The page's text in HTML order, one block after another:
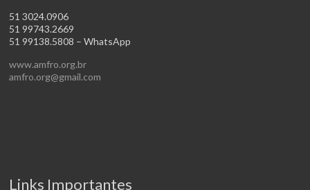
51 3024.0906
51 99743.2669
51 99138.5808 – WhatsApp
www.amfro.org.br
amfro.org@gmail.com
Links Importantes